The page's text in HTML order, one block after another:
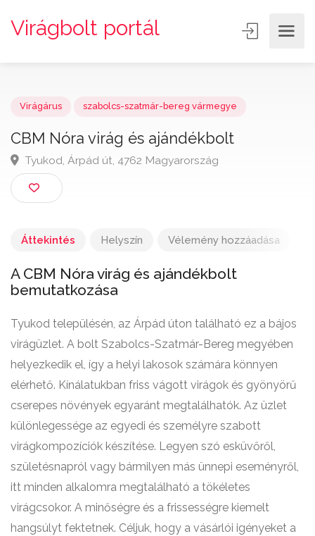
Virágbolt portál
CBM Nóra virág és ajándékbolt
Tyukod, Árpád út, 4762 Magyarország
Áttekintés Helyszín Vélemény hozzáadása
A CBM Nóra virág és ajándékbolt
bemutatkozása
Tyukod településén, az Árpád úton található ez a bájos
virágüzlet. A bolt Szabolcs-Szatmár-Bereg megyében
helyezkedik el, így a helyi lakosok számára könnyen
elérhető. Kínálatukban friss vágott virágok és gyönyörű
cserepes növények egyaránt megtalálhatók. Az üzlet
különlegessége az egyedi és személyre szabott
virágkompozíciók készítése. Legyen szó esküvőről,
születésnapról vagy bármilyen más ünnepi eseményről,
itt minden alkalomra megtalálható a tökéletes
virágcsokor. A minőségre és a frissességre kiemelt
hangsúlyt fektetnek. Céljuk, hogy a vásárlói igényeket a